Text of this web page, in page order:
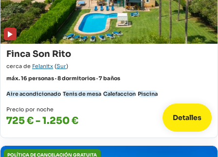
Finca Son Rito
cerca de Felanitx (Sur)
máx. 16 personas · 8 dormitorios · 7 baños
Aire acondicionado Tenis de mesa Calefaccion Piscina
Precio por noche
725 € - 1.250 € Detalles
POLÍTICA DE CANCELACIÓN GRATUITA